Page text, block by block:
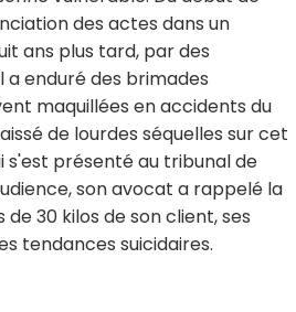
des actes dans un
ans plus tard, par des
a enduré des brimades
maquillées en accidents du
de lourdes séquelles sur cet
s'est présenté au tribunal de
son avocat a rappelé la
30 kilos de son client, ses
tendances suicidaires.